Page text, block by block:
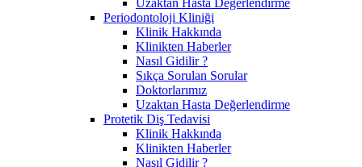
Periodontoloji Kliniği
Klinik Hakkında
Klinikten Haberler
Nasıl Gidilir ?
Sıkça Sorulan Sorular
Doktorlarımız
Uzaktan Hasta Değerlendirme
Protetik Diş Tedavisi
Klinik Hakkında
Klinikten Haberler
Nasıl Gidilir ?